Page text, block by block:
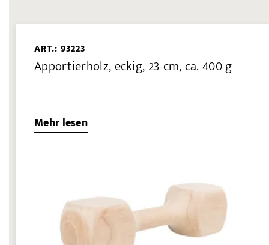
ART.: 93223
Apportierholz, eckig, 23 cm, ca. 400 g
Mehr lesen